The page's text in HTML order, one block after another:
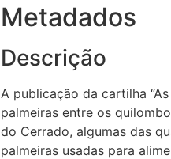
Metadados
Descrição
A publicação da cartilha
palmeiras entre os
do Cerrado, algumas das
palmeiras usadas para